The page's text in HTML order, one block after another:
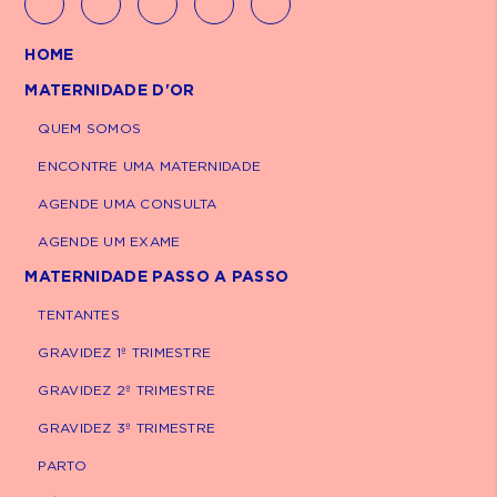
HELLP?
Ainda não existe uma única causa definida,
relacionada a alterações na placenta e a
uma resposta inflamatória do organismo.
Alguns fatores podem aumentar o risco,
como:
HELLP;
Diabetes;
Pressão alta;
HOME
MATERNIDADE D'OR
QUEM SOMOS
ENCONTRE UMA MATERNIDADE
AGENDE UMA CONSULTA
AGENDE UM EXAME
MATERNIDADE PASSO A PASSO
TENTANTES
GRAVIDEZ 1º TRIMESTRE
GRAVIDEZ 2º TRIMESTRE
GRAVIDEZ 3º TRIMESTRE
PARTO